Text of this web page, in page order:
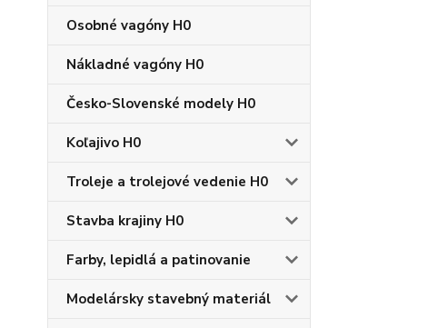
Osobné vagóny H0
Nákladné vagóny H0
Česko-Slovenské modely H0
Koľajivo H0
Troleje a trolejové vedenie H0
Stavba krajiny H0
Farby, lepidlá a patinovanie
Modelársky stavebný materiál